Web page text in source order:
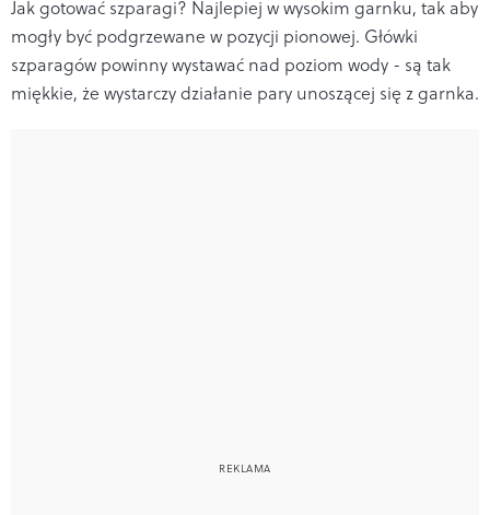
Jak gotować szparagi? Najlepiej w wysokim garnku, tak aby
mogły być podgrzewane w pozycji pionowej. Główki
szparagów powinny wystawać nad poziom wody - są tak
miękkie, że wystarczy działanie pary unoszącej się z garnka.